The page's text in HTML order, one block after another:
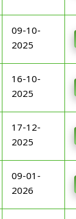
09-10-
2025
16-10-
2025
17-12-
2025
09-01-
2026